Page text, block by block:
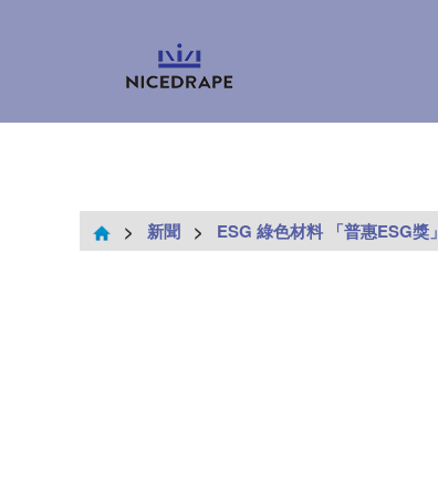
> 新聞 > ESG 綠色材料 「普惠ESG獎」